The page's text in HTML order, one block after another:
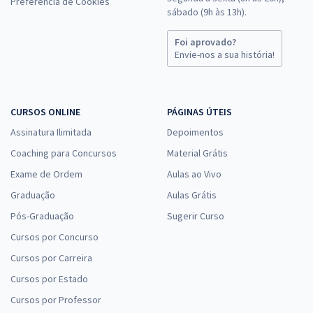
sábado (9h às 13h).
Foi aprovado?
Envie-nos a sua história!
CURSOS ONLINE
Assinatura Ilimitada
Coaching para Concursos
Exame de Ordem
Graduação
Pós-Graduação
Cursos por Concurso
Cursos por Carreira
Cursos por Estado
Cursos por Professor
PÁGINAS ÚTEIS
Depoimentos
Material Grátis
Aulas ao Vivo
Aulas Grátis
Sugerir Curso